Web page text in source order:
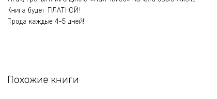
Книга будет ПЛАТНОЙ!
Прода каждые 4-5 дней!
Похожие книги